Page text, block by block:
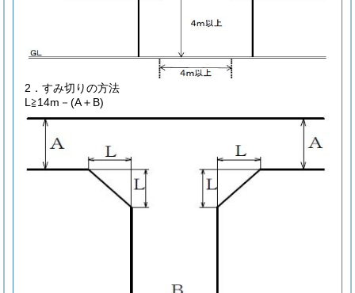
2．すみ切りの方法
L≧14m－(A＋B)